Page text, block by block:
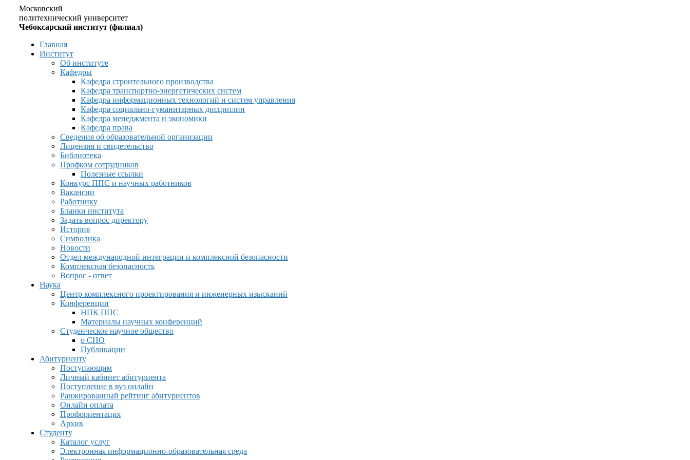
Московский
политехнический университет
Чебоксарский институт (филиал)
Главная
Институт
Об институте
Кафедры
Кафедра строительного производства
Кафедра транспортно-энергетических систем
Кафедра информационных технологий и систем управления
Кафедра социально-гуманитарных дисциплин
Кафедра менеджмента и экономики
Кафедра права
Сведения об образовательной организации
Лицензия и свидетельство
Библиотека
Профком сотрудников
Полезные ссылки
Конкурс ППС и научных работников
Вакансии
Работнику
Бланки института
Задать вопрос директору
История
Символика
Новости
Отдел международной интеграции и комплексной безопасности
Комплексная безопасность
Вопрос - ответ
Наука
Центр комплексного проектирования и инженерных изысканий
Конференции
НПК ППС
Материалы научных конференций
Студенческое научное общество
о СНО
Публикации
Абитуриенту
Поступающим
Личный кабинет абитуриента
Поступление в вуз онлайн
Ранжированный рейтинг абитуриентов
Онлайн оплата
Профориентация
Архив
Студенту
Каталог услуг
Электронная информационно-образовательная среда